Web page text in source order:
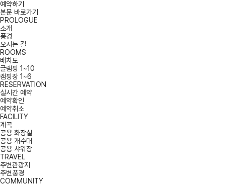
예약하기
본문 바로가기
PROLOGUE
소개
풍경
오시는 길
ROOMS
배치도
글램핑 1~10
캠핑장 1~6
RESERVATION
실시간 예약
예약확인
예약취소
FACILITY
계곡
공용 화장실
공용 개수대
공용 샤워장
TRAVEL
주변관광지
주변풍경
COMMUNITY